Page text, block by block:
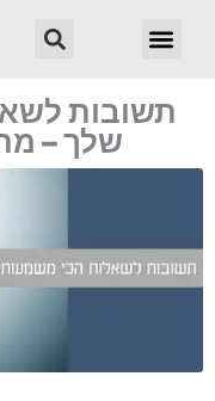
תפריט
תשובות
שלך –